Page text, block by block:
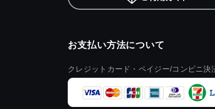
お支払い方法について
クレジットカード・ペイジー/コンビニ決